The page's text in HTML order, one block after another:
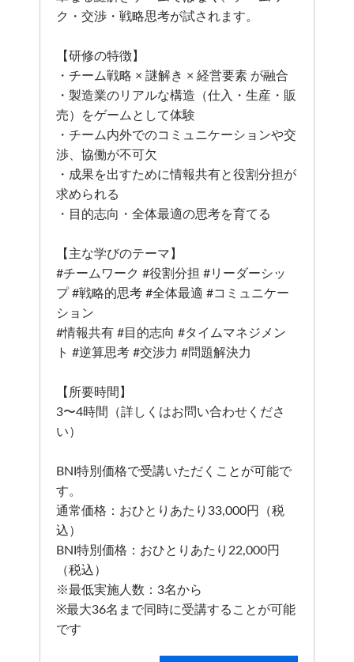
ク・交渉・戦略思考が試されます。
【研修の特徴】
・チーム戦略 × 謎解き × 経営要素 が融合
・製造業のリアルな構造（仕入・生産・販
売）をゲームとして体験
・チーム内外でのコミュニケーションや交
渉、協働が不可欠
・成果を出すために情報共有と役割分担が
求められる
・目的志向・全体最適の思考を育てる
【主な学びのテーマ】
#チームワーク #役割分担 #リーダーシッ
プ #戦略的思考 #全体最適 #コミュニケー
ション
#情報共有 #目的志向 #タイムマネジメン
ト #逆算思考 #交渉力 #問題解決力
【所要時間】
3〜4時間（詳しくはお問い合わせくださ
い）
BNI特別価格で受講いただくことが可能で
す。
通常価格：おひとりあたり33,000円（税
込）
BNI特別価格：おひとりあたり22,000円
（税込）
※最低実施人数：3名から
※最大36名まで同時に受講することが可能
です